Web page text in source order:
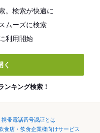
。検索が快適に
ムーズに検索
利用開始
く
ンキング検索！
携帯電話番号認証とは
食店・飲食企業様向けサービス